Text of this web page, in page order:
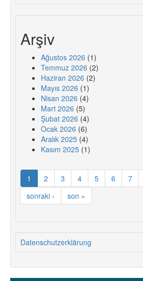
Arşiv
Ağustos 2026 (1)
Temmuz 2026 (2)
Haziran 2026 (2)
Mayıs 2026 (1)
Nisan 2026 (4)
Mart 2026 (5)
Şubat 2026 (4)
Ocak 2026 (6)
Aralık 2025 (4)
Kasım 2025 (1)
1 2 3 4 5 6 7
sonraki ›
son »
Datenschutzerklärung